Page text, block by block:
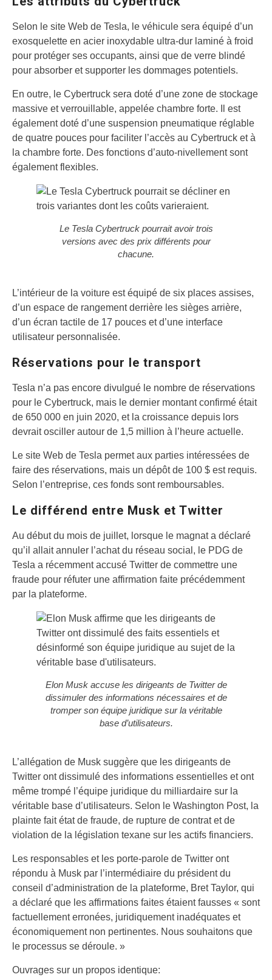
Selon le site Web de Tesla, le véhicule sera équipé d’un
exosquelette en acier inoxydable ultra-dur laminé à froid
pour protéger ses occupants, ainsi que de verre blindé
pour absorber et supporter les dommages potentiels.
En outre, le Cybertruck sera doté d’une zone de stockage
massive et verrouillable, appelée chambre forte. Il est
également doté d’une suspension pneumatique réglable
de quatre pouces pour faciliter l’accès au Cybertruck et à
la chambre forte. Des fonctions d’auto-nivellement sont
également flexibles.
Le Tesla Cybertruck pourrait avoir trois
versions avec des prix différents pour
chacune.
L’intérieur de la voiture est équipé de six places assises,
d’un espace de rangement derrière les sièges arrière,
d’un écran tactile de 17 pouces et d’une interface
utilisateur personnalisée.
Réservations pour le transport
Tesla n’a pas encore divulgué le nombre de réservations
pour le Cybertruck, mais le dernier montant confirmé était
de 650 000 en juin 2020, et la croissance depuis lors
devrait osciller autour de 1,5 million à l’heure actuelle.
Le site Web de Tesla permet aux parties intéressées de
faire des réservations, mais un dépôt de 100 $ est requis.
Selon l’entreprise, ces fonds sont remboursables.
Le différend entre Musk et Twitter
Au début du mois de juillet, lorsque le magnat a déclaré
qu’il allait annuler l’achat du réseau social, le PDG de
Tesla a récemment accusé Twitter de commettre une
fraude pour réfuter une affirmation faite précédemment
par la plateforme.
Elon Musk accuse les dirigeants de Twitter de
dissimuler des informations nécessaires et de
tromper son équipe juridique sur la véritable
base d’utilisateurs.
L’allégation de Musk suggère que les dirigeants de
Twitter ont dissimulé des informations essentielles et ont
même trompé l’équipe juridique du milliardaire sur la
véritable base d’utilisateurs. Selon le Washington Post, la
plainte fait état de fraude, de rupture de contrat et de
violation de la législation texane sur les actifs financiers.
Les responsables et les porte-parole de Twitter ont
répondu à Musk par l’intermédiaire du président du
conseil d’administration de la plateforme, Bret Taylor, qui
a déclaré que les affirmations faites étaient fausses « sont
factuellement erronées, juridiquement inadéquates et
économiquement non pertinentes. Nous souhaitons que
le processus se déroule. »
Ouvrages sur un propos identique: